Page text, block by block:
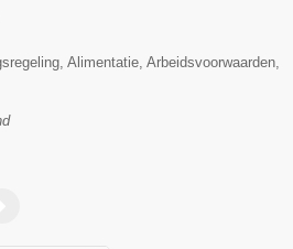
Alimentatie, Arbeidsvoorwaarden,